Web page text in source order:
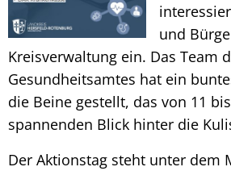
und
Kreisverwaltung ein. Das Team
Gesundheitsamtes hat ein
die Beine gestellt, das von 11
spannenden Blick hinter die
Der Aktionstag steht unter dem